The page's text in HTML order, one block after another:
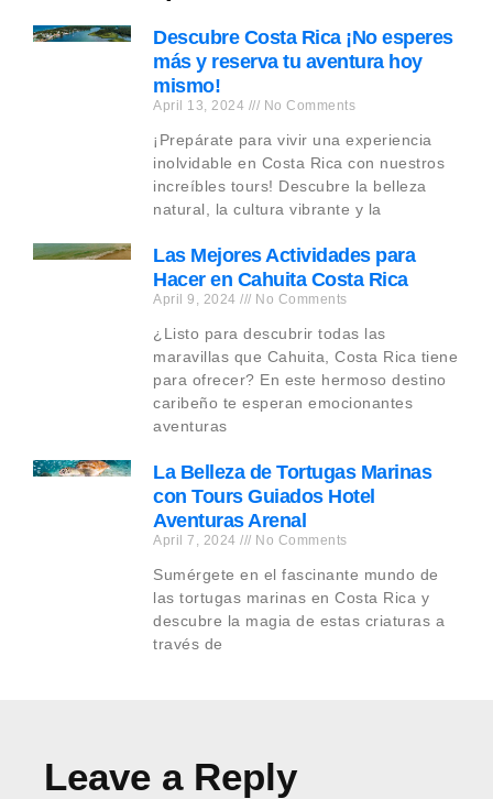
Descubre Costa Rica ¡No esperes
más y reserva tu aventura hoy
mismo!
April 13, 2024 No Comments
¡Prepárate para vivir una experiencia
inolvidable en Costa Rica con nuestros
increíbles tours! Descubre la belleza
natural, la cultura vibrante y la
Las Mejores Actividades para
Hacer en Cahuita Costa Rica
April 9, 2024 No Comments
¿Listo para descubrir todas las
maravillas que Cahuita, Costa Rica tiene
para ofrecer? En este hermoso destino
caribeño te esperan emocionantes
aventuras
La Belleza de Tortugas Marinas
con Tours Guiados Hotel
Aventuras Arenal
April 7, 2024 No Comments
Sumérgete en el fascinante mundo de
las tortugas marinas en Costa Rica y
descubre la magia de estas criaturas a
través de
Leave a Reply